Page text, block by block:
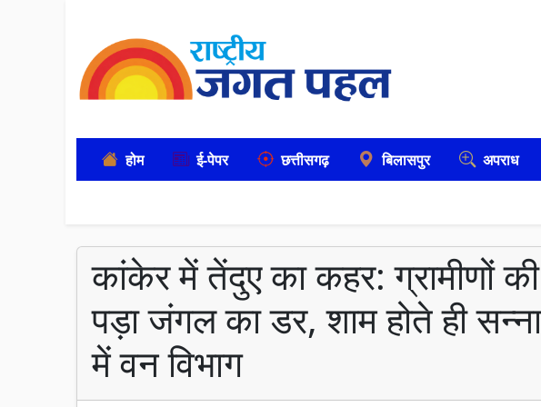
होम ई-पेपर छत्तीसगढ़ बिलासपुर अपराध
कांकेर में तेंदुए का कहर: ग्रामीणों की
पड़ा जंगल का डर, शाम होते ही
में वन विभाग